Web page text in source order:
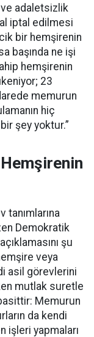
ve adaletsizlik
iptal edilmesi
bir hemşirenin
başında ne işi
hemşirenin
23
memurun
hiç
şey yoktur.”
tanımlarına
Demokratik
şu
veya
asil görevlerini
mutlak suretle
Memurun
da kendi
işleri yapmaları